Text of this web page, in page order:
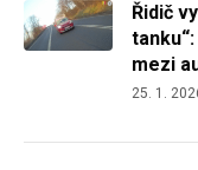
Řidič
mezi
25. 1.